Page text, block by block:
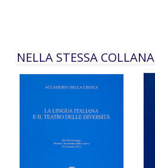
NELLA STESSA COLLANA